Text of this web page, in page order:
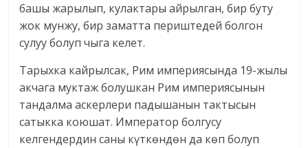
башы жарылып, кулактары айрылган, бир буту
жок мунжу, бир заматта периштедей болгон
сулуу болуп чыга келет.
Тарыхка кайрылсак, Рим империясында 19-жылы
акчага муктаж болушкан Рим империясынын
тандалма аскерлери падышанын тактысын
сатыкка коюшат. Император болгусу
келгендердин саны күткөндөн да көп болуп